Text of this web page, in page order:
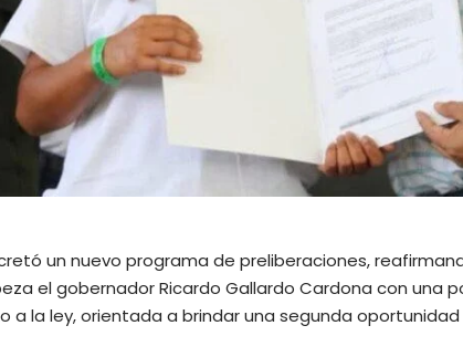
un nuevo programa de preliberaciones,
el gobernador Ricardo Gallardo Cardona con una
a la ley, orientada a brindar una segunda oportunidad